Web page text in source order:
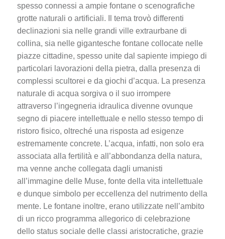
spesso connessi a ampie fontane o scenografiche
grotte naturali o artificiali. Il tema trovò differenti
declinazioni sia nelle grandi ville extraurbane di
collina, sia nelle gigantesche fontane collocate nelle
piazze cittadine, spesso unite dal sapiente impiego di
particolari lavorazioni della pietra, dalla presenza di
complessi scultorei e da giochi d’acqua. La presenza
naturale di acqua sorgiva o il suo irrompere
attraverso l’ingegneria idraulica divenne ovunque
segno di piacere intellettuale e nello stesso tempo di
ristoro fisico, oltreché una risposta ad esigenze
estremamente concrete. L’acqua, infatti, non solo era
associata alla fertilità e all’abbondanza della natura,
ma venne anche collegata dagli umanisti
all’immagine delle Muse, fonte della vita intellettuale
e dunque simbolo per eccellenza del nutrimento della
mente. Le fontane inoltre, erano utilizzate nell’ambito
di un ricco programma allegorico di celebrazione
dello status sociale delle classi aristocratiche, grazie